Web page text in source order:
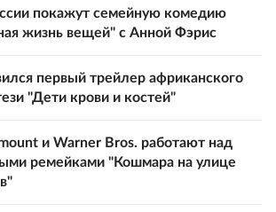
покажут семейную комедию
жизнь вещей" с Анной Фэрис
первый трейлер африканского
"Дети крови и костей"
и Warner Bros. работают над
ремейками "Кошмара на улице